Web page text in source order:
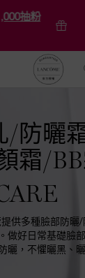
全系列產品 滿
/防曬
霜/
供多種臉部防曬
做好日常基礎臉
曬，不懼曬黑、